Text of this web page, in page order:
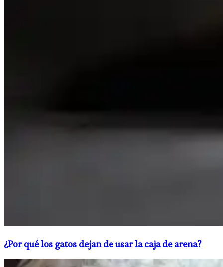
¿Por qué los gatos dejan de usar la caja de arena?